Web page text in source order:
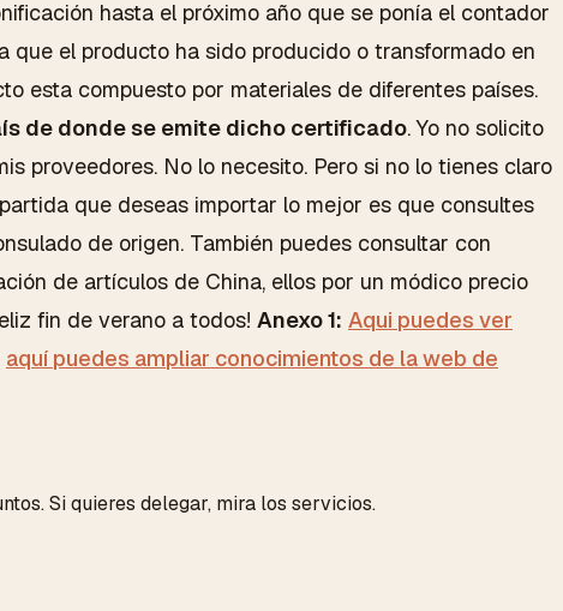
hasta el próximo año que se ponía el contador
que el producto ha sido producido o transformado en
esta compuesto por materiales de diferentes países.
de donde se emite dicho certificado. Yo no solicito
proveedores. No lo necesito. Pero si no lo tienes claro
que deseas importar lo mejor es que consultes
de origen. También puedes consultar con
de artículos de China, ellos por un módico precio
fin de verano a todos! Anexo 1: Aqui puedes ver
aquí puedes ampliar conocimientos de la web de
Si quieres delegar, mira los servicios.